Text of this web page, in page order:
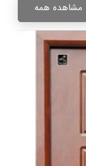
مشاهده همه